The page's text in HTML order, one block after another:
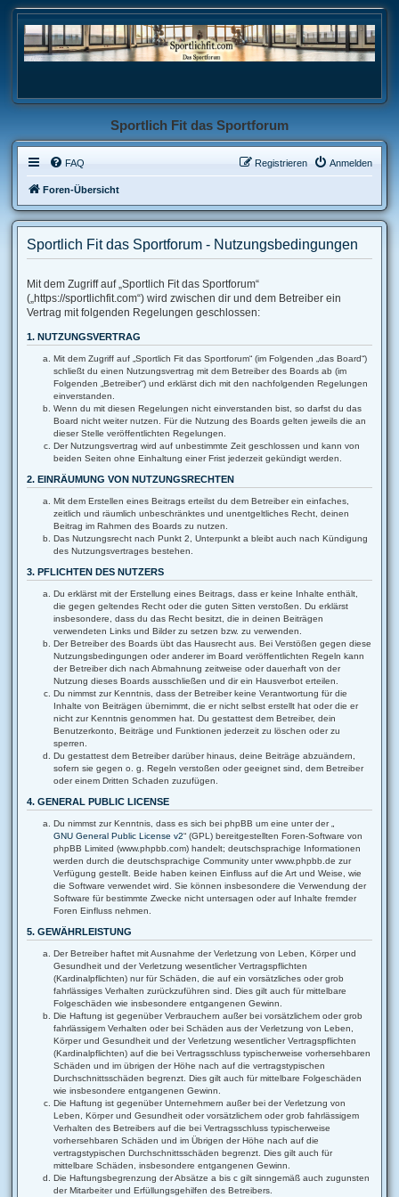
Sportlich Fit das Sportforum
FAQ Anmelden
Registrieren
Foren-Übersicht
Sportlich Fit das Sportforum - Nutzungsbedingungen
Mit dem Zugriff auf „Sportlich Fit das Sportforum“
(„https://sportlichfit.com“) wird zwischen dir und dem Betreiber ein
Vertrag mit folgenden Regelungen geschlossen:
1. NUTZUNGSVERTRAG
Mit dem Zugriff auf „Sportlich Fit das Sportforum“ (im Folgenden „das Board“)
schließt du einen Nutzungsvertrag mit dem Betreiber des Boards ab (im
Folgenden „Betreiber“) und erklärst dich mit den nachfolgenden Regelungen
einverstanden.
Wenn du mit diesen Regelungen nicht einverstanden bist, so darfst du das
Board nicht weiter nutzen. Für die Nutzung des Boards gelten jeweils die an
dieser Stelle veröffentlichten Regelungen.
Der Nutzungsvertrag wird auf unbestimmte Zeit geschlossen und kann von
beiden Seiten ohne Einhaltung einer Frist jederzeit gekündigt werden.
2. EINRÄUMUNG VON NUTZUNGSRECHTEN
Mit dem Erstellen eines Beitrags erteilst du dem Betreiber ein einfaches,
zeitlich und räumlich unbeschränktes und unentgeltliches Recht, deinen
Beitrag im Rahmen des Boards zu nutzen.
Das Nutzungsrecht nach Punkt 2, Unterpunkt a bleibt auch nach Kündigung
des Nutzungsvertrages bestehen.
3. PFLICHTEN DES NUTZERS
Du erklärst mit der Erstellung eines Beitrags, dass er keine Inhalte enthält,
die gegen geltendes Recht oder die guten Sitten verstoßen. Du erklärst
insbesondere, dass du das Recht besitzt, die in deinen Beiträgen
verwendeten Links und Bilder zu setzen bzw. zu verwenden.
Der Betreiber des Boards übt das Hausrecht aus. Bei Verstößen gegen diese
Nutzungsbedingungen oder anderer im Board veröffentlichten Regeln kann
der Betreiber dich nach Abmahnung zeitweise oder dauerhaft von der
Nutzung dieses Boards ausschließen und dir ein Hausverbot erteilen.
Du nimmst zur Kenntnis, dass der Betreiber keine Verantwortung für die
Inhalte von Beiträgen übernimmt, die er nicht selbst erstellt hat oder die er
nicht zur Kenntnis genommen hat. Du gestattest dem Betreiber, dein
Benutzerkonto, Beiträge und Funktionen jederzeit zu löschen oder zu
sperren.
Du gestattest dem Betreiber darüber hinaus, deine Beiträge abzuändern,
sofern sie gegen o. g. Regeln verstoßen oder geeignet sind, dem Betreiber
oder einem Dritten Schaden zuzufügen.
4. GENERAL PUBLIC LICENSE
Du nimmst zur Kenntnis, dass es sich bei phpBB um eine unter der „
GNU General Public License v2“ (GPL) bereitgestellten Foren-Software von
phpBB Limited (www.phpbb.com) handelt; deutschsprachige Informationen
werden durch die deutschsprachige Community unter www.phpbb.de zur
Verfügung gestellt. Beide haben keinen Einfluss auf die Art und Weise, wie
die Software verwendet wird. Sie können insbesondere die Verwendung der
Software für bestimmte Zwecke nicht untersagen oder auf Inhalte fremder
Foren Einfluss nehmen.
5. GEWÄHRLEISTUNG
Der Betreiber haftet mit Ausnahme der Verletzung von Leben, Körper und
Gesundheit und der Verletzung wesentlicher Vertragspflichten
(Kardinalpflichten) nur für Schäden, die auf ein vorsätzliches oder grob
fahrlässiges Verhalten zurückzuführen sind. Dies gilt auch für mittelbare
Folgeschäden wie insbesondere entgangenen Gewinn.
Die Haftung ist gegenüber Verbrauchern außer bei vorsätzlichem oder grob
fahrlässigem Verhalten oder bei Schäden aus der Verletzung von Leben,
Körper und Gesundheit und der Verletzung wesentlicher Vertragspflichten
(Kardinalpflichten) auf die bei Vertragsschluss typischerweise vorhersehbaren
Schäden und im übrigen der Höhe nach auf die vertragstypischen
Durchschnittsschäden begrenzt. Dies gilt auch für mittelbare Folgeschäden
wie insbesondere entgangenen Gewinn.
Die Haftung ist gegenüber Unternehmern außer bei der Verletzung von
Leben, Körper und Gesundheit oder vorsätzlichem oder grob fahrlässigem
Verhalten des Betreibers auf die bei Vertragsschluss typischerweise
vorhersehbaren Schäden und im Übrigen der Höhe nach auf die
vertragstypischen Durchschnittsschäden begrenzt. Dies gilt auch für
mittelbare Schäden, insbesondere entgangenen Gewinn.
Die Haftungsbegrenzung der Absätze a bis c gilt sinngemäß auch zugunsten
der Mitarbeiter und Erfüllungsgehilfen des Betreibers.